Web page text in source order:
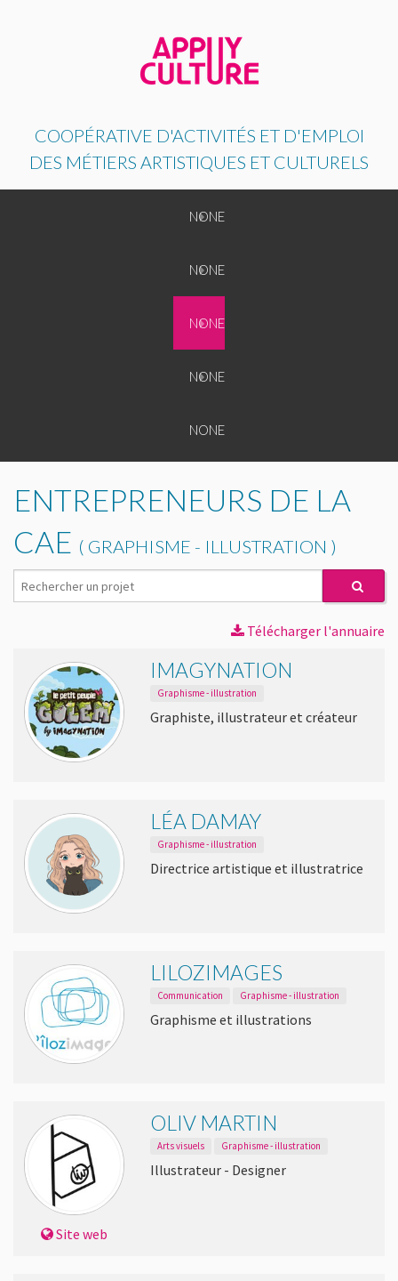
COOPÉRATIVE D'ACTIVITÉS ET D'EMPLOI
DES MÉTIERS ARTISTIQUES ET CULTURELS
NONE
NONE
NONE
NONE
NONE
LES
NONE
NONE
NONE
NONE
NONE
DE
PRÉSENTATION
NONE
ENTREPRENEURS DE LA
CAE ( GRAPHISME - ILLUSTRATION )
Télécharger l'annuaire
IMAGYNATION
Graphisme - illustration
Graphiste, illustrateur et créateur
LÉA DAMAY
Graphisme - illustration
Directrice artistique et illustratrice
LILOZIMAGES
Communication Graphisme - illustration
Graphisme et illustrations
Site web
OLIV MARTIN
Arts visuels Graphisme - illustration
Illustrateur - Designer